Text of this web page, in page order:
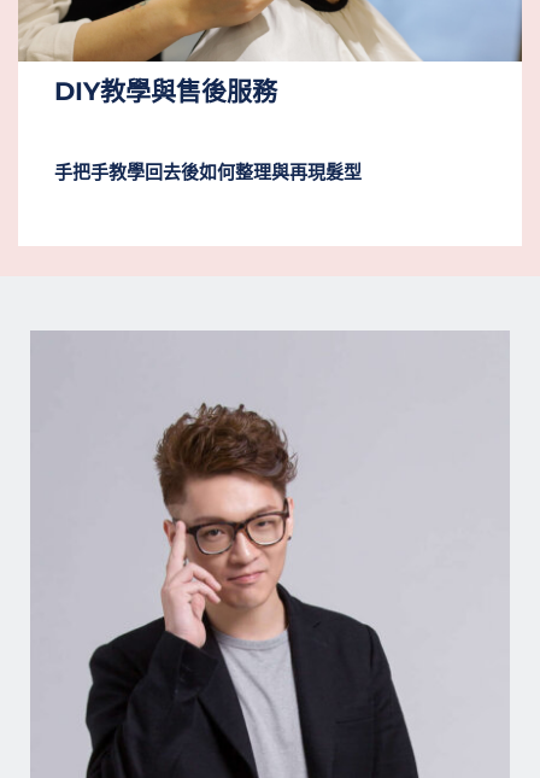
DIY教學與售後服務
手把手教學回去後如何整理與再現髮型